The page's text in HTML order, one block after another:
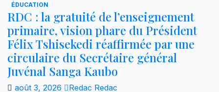
ÉDUCATION
RDC : la gratuité de l’enseignement
primaire, vision phare du Président
Félix Tshisekedi réaffirmée par une
circulaire du Secrétaire général
Juvénal Sanga Kaubo
août 3, 2026 Redac Redac